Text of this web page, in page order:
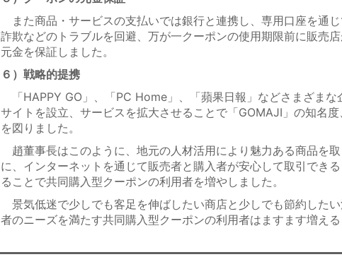
また商品・サービスの支払いでは銀行と連携し、専用口座を通
詐欺などのトラブルを回避、万が一クーポンの使用期限前に販売
元金を保証しました。
６）戦略的提携
「HAPPY GO」、「PC Home」、「蘋果日報」などさまざまな
サイトを設立、サービスを拡大させることで「GOMAJI」の知名
を図りました。
趙董事長はこのように、地元の人材活用により魅力ある商品を
に、インターネットを通じて販売者と購入者が安心して取引でき
ることで共同購入型クーポンの利用者を増やしました。
景気低迷で少しでも客足を伸ばしたい商店と少しでも節約した
者のニーズを満たす共同購入型クーポンの利用者はますます増える